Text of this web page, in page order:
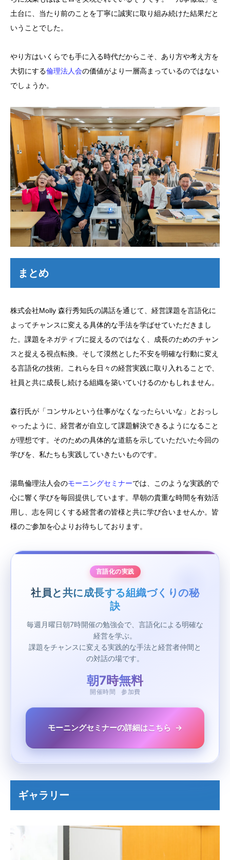
土台に、当たり前のことを丁寧に誠実に取り組み続けた結果だと
いうことでした。
やり方はいくらでも手に入る時代だからこそ、あり方や考え方を
大切にする倫理法人会の価値がより一層高まっているのではない
でしょうか。
まとめ
株式会社Molly 森行秀知氏の講話を通じて、経営課題を言語化に
よってチャンスに変える具体的な手法を学ばせていただきまし
た。課題をネガティブに捉えるのではなく、成長のためのチャン
スと捉える視点転換。そして漠然とした不安を明確な行動に変え
る言語化の技術。これらを日々の経営実践に取り入れることで、
社員と共に成長し続ける組織を築いていけるのかもしれません。
森行氏が「コンサルという仕事がなくなったらいいな」とおっし
ゃったように、経営者が自立して課題解決できるようになること
が理想です。そのための具体的な道筋を示していただいた今回の
学びを、私たちも実践していきたいものです。
湯島倫理法人会のモーニングセミナーでは、このような実践的で
心に響く学びを毎回提供しています。早朝の貴重な時間を有効活
用し、志を同じくする経営者の皆様と共に学び合いませんか。皆
様のご参加を心よりお待ちしております。
言語化の実践
社員と共に成長する組織づくりの秘
訣
毎週月曜日朝7時開催の勉強会で、言語化による明確な
経営を学ぶ。
課題をチャンスに変える実践的な手法と経営者仲間と
の対話の場です。
朝7時
開催時間
無料
参加費
モーニングセミナーの詳細はこちら
ギャラリー